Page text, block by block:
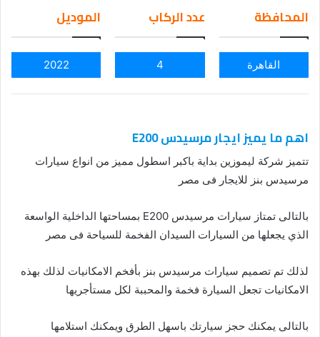
ail
المحافظة
القاهرة
عدد الركاب
4
الموديل
2022
اهم ما يميز ايجار مرسيدس E200
تتميز شركة ليموزين بداية باكبر اسطول مميز من انواع سيارات
مرسيدس بنز للايجار فى مصر
بالتالى تمتاز سيارات مرسيدس E200 بمساحتها الداخلية الواسعة
الذي يجعلها من السيارات السيدان الفخمة للسياحة فى مصر
لذلك تم تصميم سيارات مرسيدس بنز بأفخم الامكانيات لذلك بهذه
الامكانيات تجعل السيارة فخمة والمحببة لكل مستأجريها
بالتالى يمكنك حجز سيارتك باسهل الطرق ويمكنك استلامها